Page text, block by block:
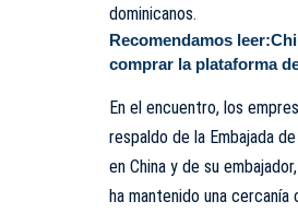
dominicanos.
Recomendamos leer:
comprar la plataforma
En el encuentro, los
respaldo de la Embajada
en China y de su
ha mantenido una